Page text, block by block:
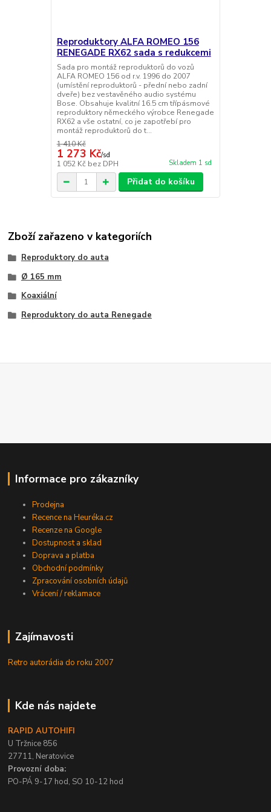
Reproduktory ALFA ROMEO 156
RENEGADE RX62 sada s redukcemi
Sada pro montáž reproduktorů do vozů
ALFA ROMEO 156 od r.v. 1996 do 2007
(umístění reproduktorů - přední nebo zadní
dveře) bez vestavěného audio systému
Bose. Obsahuje kvalitní 16.5 cm třípásmové
reproduktory německého výrobce Renegade
RX62 a vše ostatní, co je zapotřebí pro
montáž reproduktorů do t...
1 410 Kč
1 273 Kč/sd
1 052 Kč bez DPH Skladem 1 sd
Přidat do košíku
Zboží zařazeno v kategoriích
Reproduktory do auta
Ø 165 mm
Koaxiální
Reproduktory do auta Renegade
Informace pro zákazníky
Prodejna
Recence na Heuréka.cz
Recenze na Google
Dostupnost a sklad
Doprava a platba
Obchodní podmínky
Zpracování osobních údajů
Vrácení / reklamace
Zajímavosti
Retro autorádia do roku 2007
Kde nás najdete
RAPID AUTOHIFI
U Tržnice 856
27711, Neratovice
Provozní doba:
PO-PÁ 9-17 hod, SO 10-12 hod